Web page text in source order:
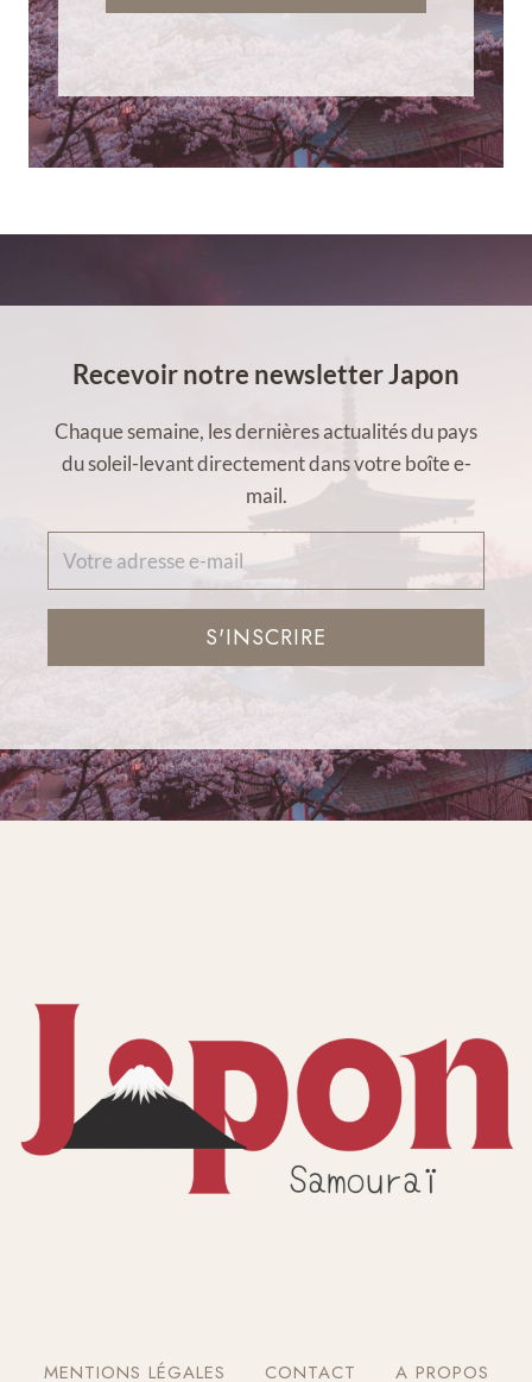
Recevoir notre newsletter Japon
Chaque semaine, les dernières actualités du pays
du soleil-levant directement dans votre boîte e-
mail.
S'INSCRIRE
MENTIONS LÉGALES CONTACT A PROPOS